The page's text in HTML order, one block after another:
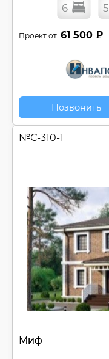
6 5
Проект от: 61 500 ₽
Позвонить
№С-310-1
Миф